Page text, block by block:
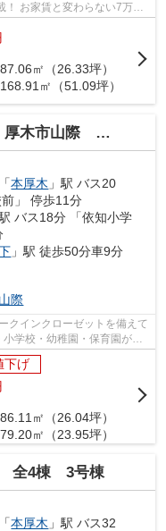
！ お家賃と変わらない7万円
㎡（26.33坪）
㎡（51.09坪）
際 新築戸建 全１棟
「本厚木 」駅 バス20
」 停歩11分
駅 バス18分 「依知小学
」駅 徒歩50分車9分
山際
クインクローゼットを備えて
学校・幼稚園・保育園が徒
下げ
㎡（26.04坪）
㎡（23.95坪）
全4棟 3号棟
「本厚木 」駅 バス32